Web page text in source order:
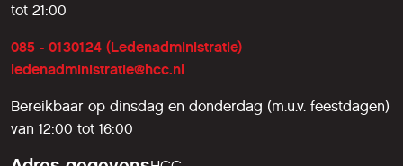
tot 21:00
085 - 0130124 (Ledenadministratie)
ledenadministratie@hcc.nl
Bereikbaar op dinsdag en donderdag (m.u.v. feestdagen)
van 12:00 tot 16:00